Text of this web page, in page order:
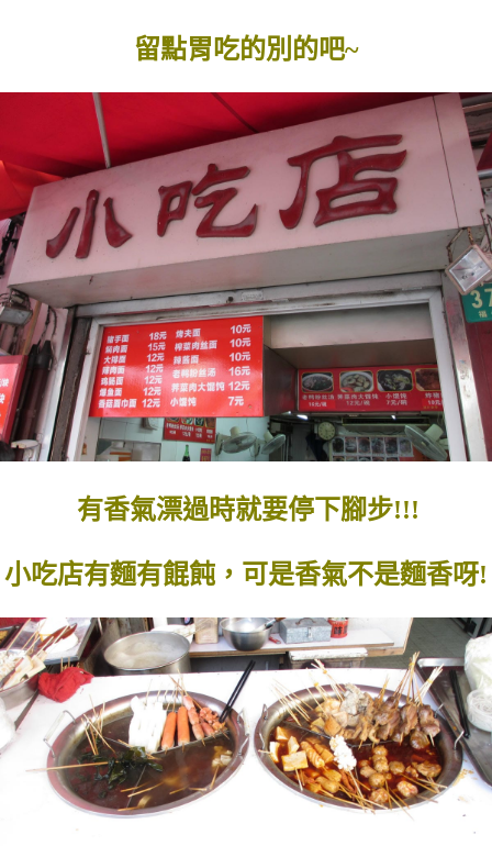
留點胃吃的別的吧~
有香氣漂過時就要停下腳步!!!
小吃店有麵有餛飩，可是香氣不是麵香呀!